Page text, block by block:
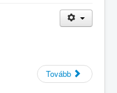
Tovább